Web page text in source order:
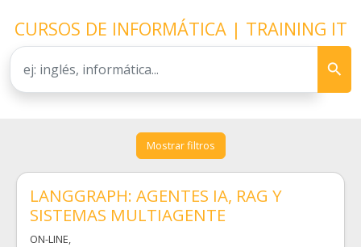
CURSOS DE INFORMÁTICA | TRAINING IT
Mostrar filtros
LANGGRAPH: AGENTES IA, RAG Y
SISTEMAS MULTIAGENTE
ON-LINE,